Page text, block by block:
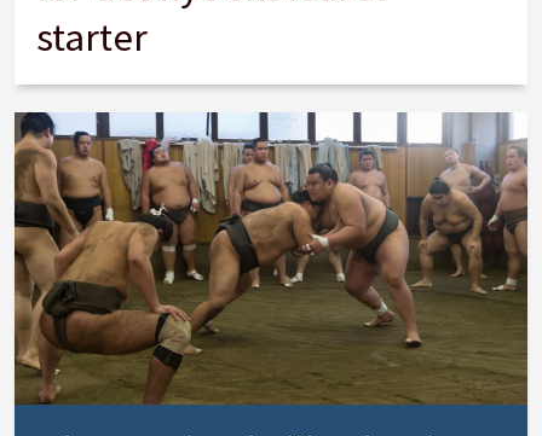
starter